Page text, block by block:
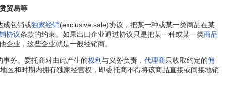
贸易等
成包销或独家经销(exclusive sale)协议，把某一种或某一类商品在某
协议条款的约束。如果出口企业通过协议只是把某一种或某一类商品
企业，这些企业就是一般经销商。
事务。委托商对由此产生的权利 与义务负责， 代理商只收取约定的佣
区和时期内拥有独家经营权，即委托商不得将该商品直接或间接地销